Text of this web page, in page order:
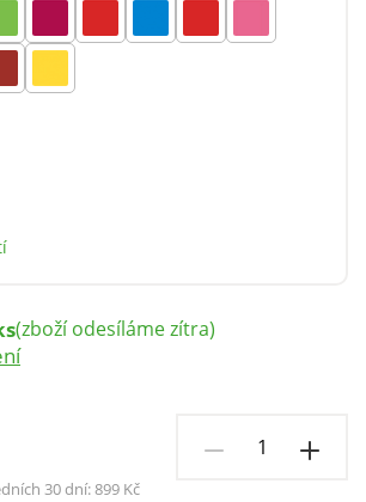
30 dní:899 Kč
(zboží odesíláme zítra)